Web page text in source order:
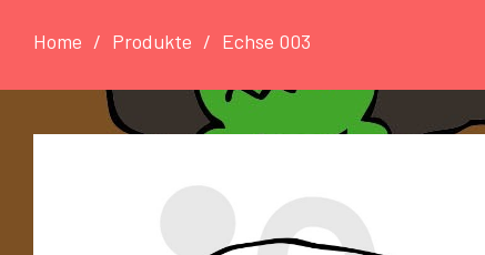
Home Produkte Echse 003